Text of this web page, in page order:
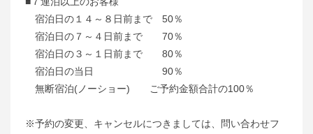
宿泊日の１４～８日前まで 50％
宿泊日の７～４日前まで 70％
宿泊日の３～１日前まで 80％
宿泊日の当日 90％
無断宿泊(ノーショー) ご予約金額合計の100％
※予約の変更、キャンセルにつきましては、問い合わせフ